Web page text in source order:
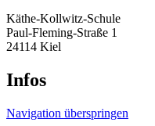
Käthe-Kollwitz-Schule
Paul-Fleming-Straße 1
24114 Kiel
Infos
Navigation überspringen